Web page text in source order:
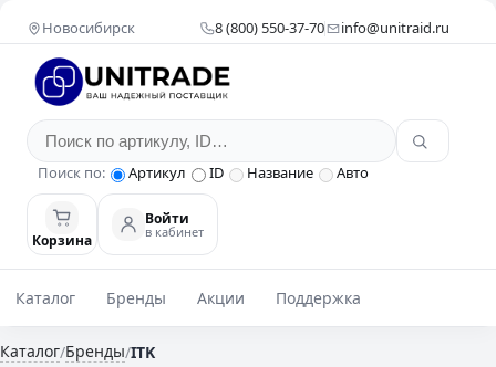
Новосибирск 8 (800) 550-37-70 info@unitraid.ru
Поиск по: Артикул ID Название Авто
Корзина
Войти
в кабинет
Каталог Бренды Акции Поддержка
Каталог/Бренды/ITK